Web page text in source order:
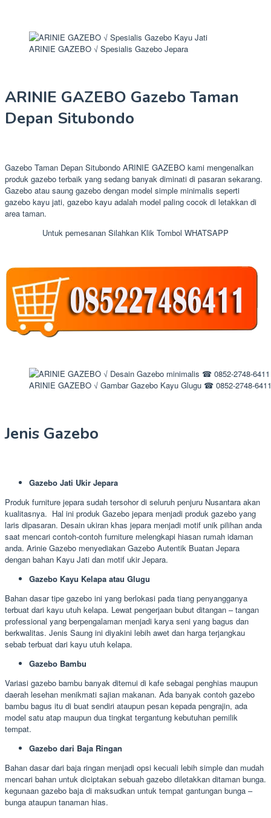
ARINIE GAZEBO √ Spesialis Gazebo Jepara
ARINIE GAZEBO Gazebo Taman
Depan Situbondo
Gazebo Taman Depan Situbondo ARINIE GAZEBO kami mengenalkan
produk gazebo terbaik yang sedang banyak diminati di pasaran sekarang.
Gazebo atau saung gazebo dengan model simple minimalis seperti
gazebo kayu jati, gazebo kayu adalah model paling cocok di letakkan di
area taman.
Untuk pemesanan Silahkan Klik Tombol WHATSAPP
ARINIE GAZEBO √ Gambar Gazebo Kayu Glugu ☎ 0852-2748-6411
Jenis Gazebo
Gazebo Jati Ukir Jepara
Produk furniture jepara sudah tersohor di seluruh penjuru Nusantara akan
kualitasnya. Hal ini produk Gazebo jepara menjadi produk gazebo yang
laris dipasaran. Desain ukiran khas jepara menjadi motif unik pilihan anda
saat mencari contoh-contoh furniture melengkapi hiasan rumah idaman
anda. Arinie Gazebo menyediakan Gazebo Autentik Buatan Jepara
dengan bahan Kayu Jati dan motif ukir Jepara.
Gazebo Kayu Kelapa atau Glugu
Bahan dasar tipe gazebo ini yang berlokasi pada tiang penyangganya
terbuat dari kayu utuh kelapa. Lewat pengerjaan bubut ditangan – tangan
professional yang berpengalaman menjadi karya seni yang bagus dan
berkwalitas. Jenis Saung ini diyakini lebih awet dan harga terjangkau
sebab terbuat dari kayu utuh kelapa.
Gazebo Bambu
Variasi gazebo bambu banyak ditemui di kafe sebagai penghias maupun
daerah lesehan menikmati sajian makanan. Ada banyak contoh gazebo
bambu bagus itu di buat sendiri ataupun pesan kepada pengrajin, ada
model satu atap maupun dua tingkat tergantung kebutuhan pemilik
tempat.
Gazebo dari Baja Ringan
Bahan dasar dari baja ringan menjadi opsi kecuali lebih simple dan mudah
mencari bahan untuk diciptakan sebuah gazebo diletakkan ditaman bunga.
kegunaan gazebo baja di maksudkan untuk tempat gantungan bunga –
bunga ataupun tanaman hias.